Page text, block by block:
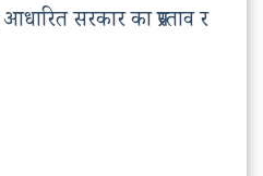
सरकार का प्रस्ताव र